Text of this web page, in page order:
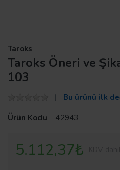
Taroks
Taroks Öneri ve
103
Bu ürünü ilk
Ürün Kodu
42943
5.112,37₺